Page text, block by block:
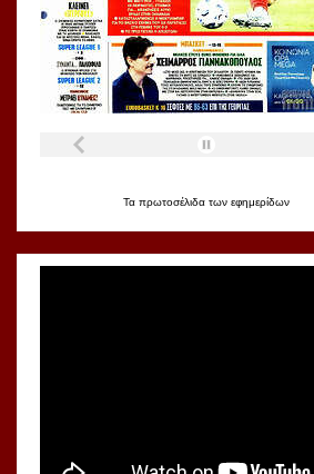
Τα πρωτοσέλιδα των εφημερίδων